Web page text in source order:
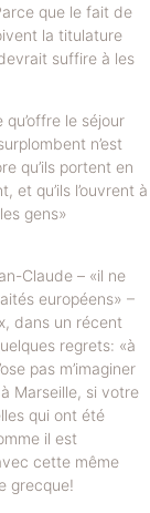
que le fait de
la titulature
devrait suffire à les
le séjour
n’est
qu’ils portent en
et qu’ils l’ouvrent à
gens»
Claude – «il ne
européens» –
dans un récent
regrets: «à
pas m’imaginer
Marseille, si votre
qui ont été
il est
cette même
grecque!